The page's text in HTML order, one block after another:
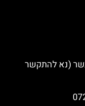
(נא להתקשר